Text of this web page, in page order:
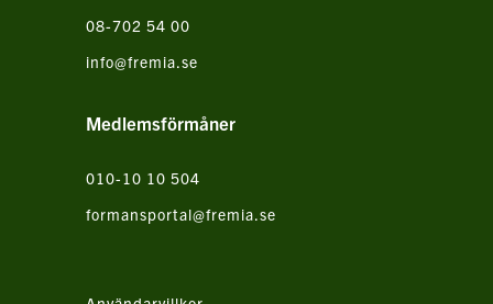
08-702 54 00
info@fremia.se
Medlemsförmåner
010-10 10 504
formansportal@fremia.se